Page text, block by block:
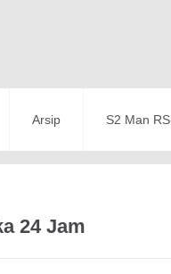
Arsip S2 Man RS
24 Jam